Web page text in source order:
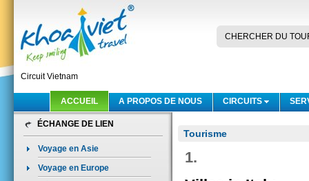
Circuit Vietnam
CHERCHER DU
CIRCUITS
A PROPOS DE NOUS
ACCUEIL
ÉCHANGE DE LIEN
Voyage en Asie
Voyage en Europe
Tourisme
1.